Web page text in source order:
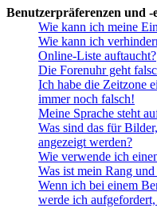
Benutzerpräferenzen und -
Wie kann ich meine
Wie kann ich
Online-Liste auftaucht?
Die Forenuhr geht
Ich habe die Zeitzone
immer noch falsch!
Meine Sprache steht
Was sind das für
angezeigt werden?
Wie verwende ich
Was ist mein Rang
Wenn ich bei einem
werde ich